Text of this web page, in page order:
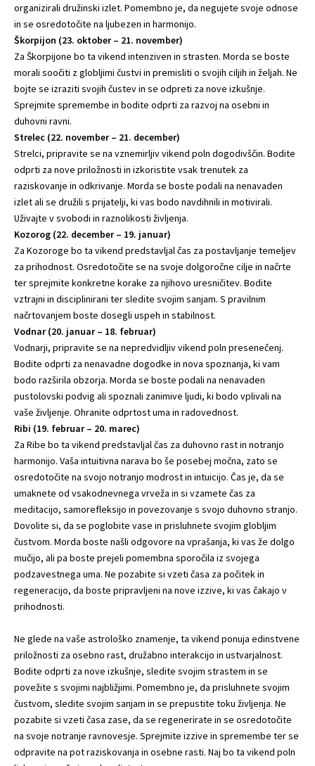
organizirali družinski izlet. Pomembno je, da negujete svoje odnose
in se osredotočite na ljubezen in harmonijo.
Škorpijon (23. oktober – 21. november)
Za Škorpijone bo ta vikend intenziven in strasten. Morda se boste
morali soočiti z globljimi čustvi in ​​premisliti o svojih ciljih in željah. Ne
bojte se izraziti svojih čustev in se odpreti za nove izkušnje.
Sprejmite spremembe in bodite odprti za razvoj na osebni in
duhovni ravni.
Strelec (22. november – 21. december)
Strelci, pripravite se na vznemirljiv vikend poln dogodivščin. Bodite
odprti za nove priložnosti in izkoristite vsak trenutek za
raziskovanje in odkrivanje. Morda se boste podali na nenavaden
izlet ali se družili s prijatelji, ki vas bodo navdihnili in motivirali.
Uživajte v svobodi in raznolikosti življenja.
Kozorog (22. december – 19. januar)
Za Kozoroge bo ta vikend predstavljal čas za postavljanje temeljev
za prihodnost. Osredotočite se na svoje dolgoročne cilje in načrte
ter sprejmite konkretne korake za njihovo uresničitev. Bodite
vztrajni in disciplinirani ter sledite svojim sanjam. S pravilnim
načrtovanjem boste dosegli uspeh in stabilnost.
Vodnar (20. januar – 18. februar)
Vodnarji, pripravite se na nepredvidljiv vikend poln presenečenj.
Bodite odprti za nenavadne dogodke in nova spoznanja, ki vam
bodo razširila obzorja. Morda se boste podali na nenavaden
pustolovski podvig ali spoznali zanimive ljudi, ki bodo vplivali na
vaše življenje. Ohranite odprtost uma in radovednost.
Ribi (19. februar – 20. marec)
Za Ribe bo ta vikend predstavljal čas za duhovno rast in notranjo
harmonijo. Vaša intuitivna narava bo še posebej močna, zato se
osredotočite na svojo notranjo modrost in intuicijo. Čas je, da se
umaknete od vsakodnevnega vrveža in si vzamete čas za
meditacijo, samorefleksijo in povezovanje s svojo duhovno stranjo.
Dovolite si, da se poglobite vase in prisluhnete svojim globljim
čustvom. Morda boste našli odgovore na vprašanja, ki vas že dolgo
mučijo, ali pa boste prejeli pomembna sporočila iz svojega
podzavestnega uma. Ne pozabite si vzeti časa za počitek in
regeneracijo, da boste pripravljeni na nove izzive, ki vas čakajo v
prihodnosti.
Ne glede na vaše astrološko znamenje, ta vikend ponuja edinstvene
priložnosti za osebno rast, družabno interakcijo in ustvarjalnost.
Bodite odprti za nove izkušnje, sledite svojim strastem in se
povežite s svojimi najbližjimi. Pomembno je, da prisluhnete svojim
čustvom, sledite svojim sanjam in se prepustite toku življenja. Ne
pozabite si vzeti časa zase, da se regenerirate in se osredotočite
na svoje notranje ravnovesje. Sprejmite izzive in spremembe ter se
odpravite na pot raziskovanja in osebne rasti. Naj bo ta vikend poln